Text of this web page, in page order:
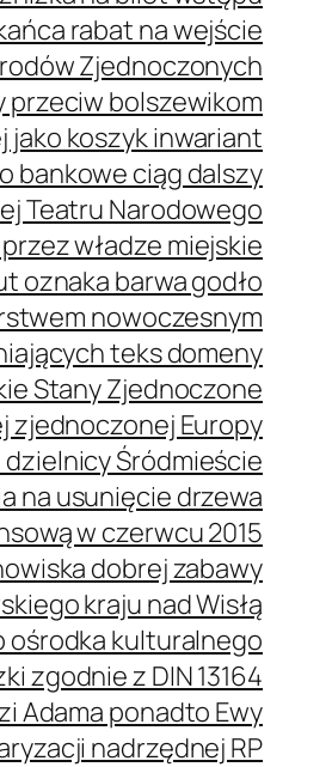
rabat na wejście
Zjednoczonych
przeciw bolszewikom
koszyk inwariant
bankowe ciąg dalszy
Teatru Narodowego
władze miejskie
oznaka barwa godło
nowoczesnym
teks domeny
Stany Zjednoczone
zjednoczonej Europy
Śródmieście
na usunięcie drzewa
w czerwcu 2015
dobrej zabawy
kraju nad Wisłą
ośrodka kulturalnego
zgodnie z DIN 13164
Adama ponadto Ewy
nadrzędnej RP